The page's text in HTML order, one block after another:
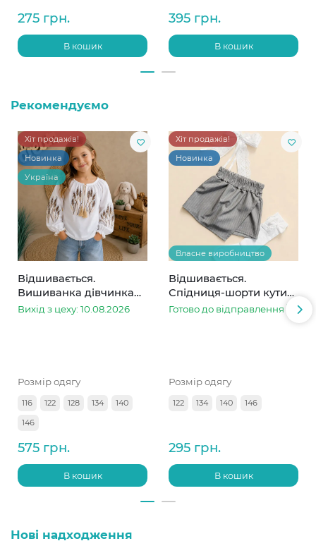
275 грн.
В кошик
395 грн.
В кошик
Рекомендуємо
Хіт продажів!
Новинка
Україна
Відшивається.
Вишиванка дівчинка
колоски
Вихід з цеху: 10.08.2026
Розмір одягу
116 122 128 134
140
146
575 грн.
В кошик
Хіт продажів!
Новинка
Власне виробництво
Відшивається.
Спідниця-шорти кутик
сіра в смужку
Готово до відправлення
Розмір одягу
122 134 140 146
295 грн.
В кошик
Нові надходження